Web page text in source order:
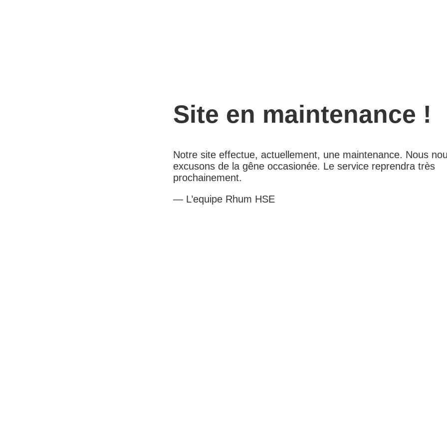
Site en maintenance !
Notre site effectue, actuellement, une maintenance. Nous
excusons de la gêne occasionée. Le service reprendra très
prochainement.
— L’equipe Rhum HSE